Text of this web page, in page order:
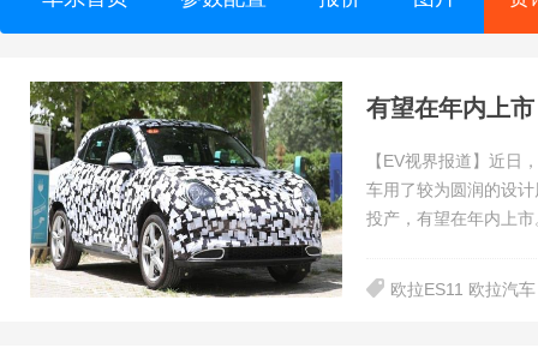
有望在年内上
【EV视界报道】近日
车用了较为圆润的设
投产，有望在年内上市
欧拉ES11 欧拉汽车